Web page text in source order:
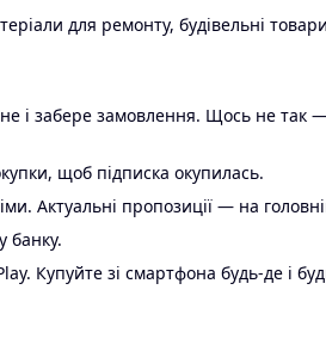
для ремонту, будівельні
і забере замовлення. Щось не так
щоб підписка окупилась.
Актуальні пропозиції — на
банку.
Купуйте зі смартфона будь-де і